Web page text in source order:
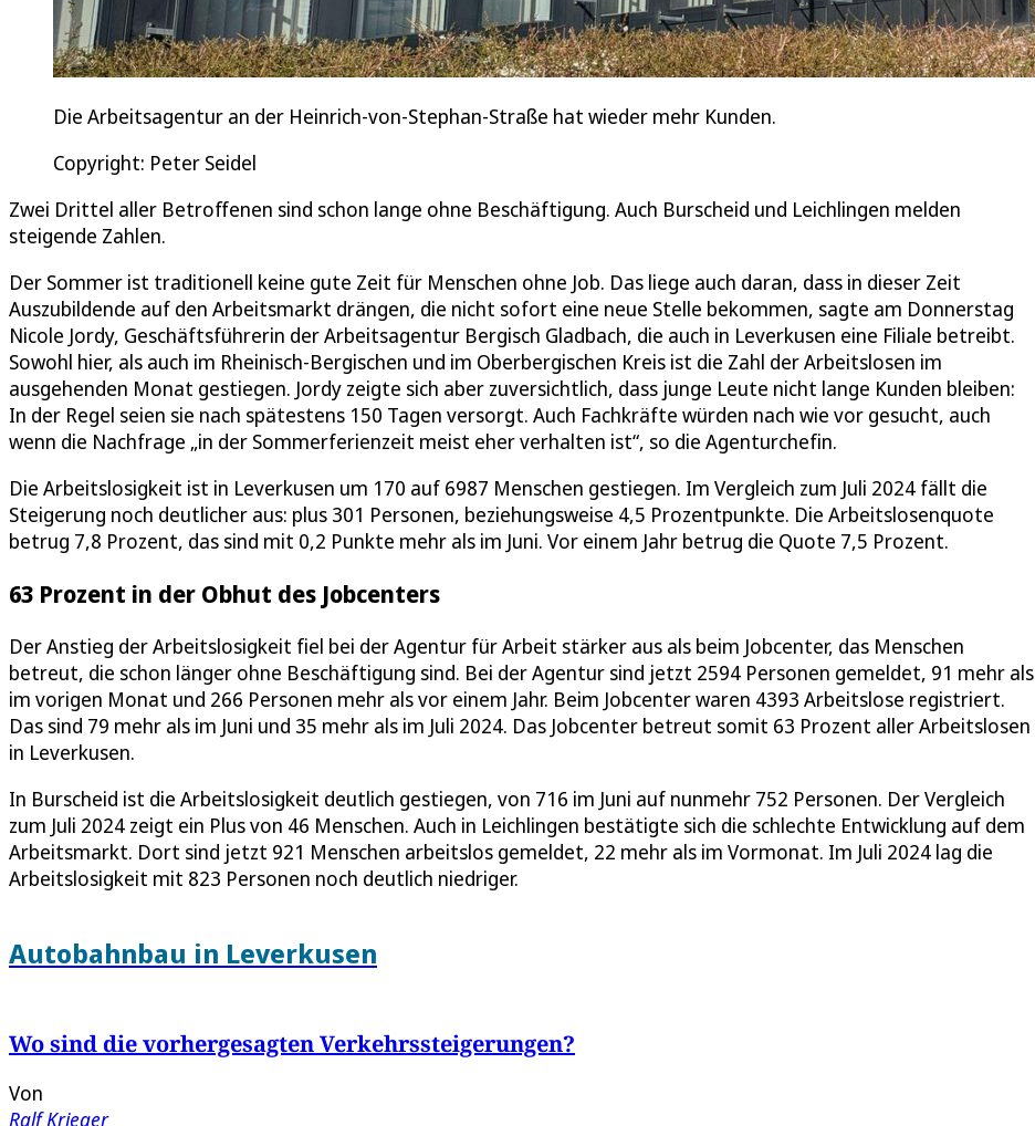
Die Arbeitsagentur an der Heinrich-von-Stephan-Straße hat wieder mehr Kunden.
Copyright: Peter Seidel
Zwei Drittel aller Betroffenen sind schon lange ohne Beschäftigung. Auch Burscheid und Leichlingen melden
steigende Zahlen.
Der Sommer ist traditionell keine gute Zeit für Menschen ohne Job. Das liege auch daran, dass in dieser Zeit
Auszubildende auf den Arbeitsmarkt drängen, die nicht sofort eine neue Stelle bekommen, sagte am Donnerstag
Nicole Jordy, Geschäftsführerin der Arbeitsagentur Bergisch Gladbach, die auch in Leverkusen eine Filiale betreibt.
Sowohl hier, als auch im Rheinisch-Bergischen und im Oberbergischen Kreis ist die Zahl der Arbeitslosen im
ausgehenden Monat gestiegen. Jordy zeigte sich aber zuversichtlich, dass junge Leute nicht lange Kunden bleiben:
In der Regel seien sie nach spätestens 150 Tagen versorgt. Auch Fachkräfte würden nach wie vor gesucht, auch
wenn die Nachfrage „in der Sommerferienzeit meist eher verhalten ist“, so die Agenturchefin.
Die Arbeitslosigkeit ist in Leverkusen um 170 auf 6987 Menschen gestiegen. Im Vergleich zum Juli 2024 fällt die
Steigerung noch deutlicher aus: plus 301 Personen, beziehungsweise 4,5 Prozentpunkte. Die Arbeitslosenquote
betrug 7,8 Prozent, das sind mit 0,2 Punkte mehr als im Juni. Vor einem Jahr betrug die Quote 7,5 Prozent.
63 Prozent in der Obhut des Jobcenters
Der Anstieg der Arbeitslosigkeit fiel bei der Agentur für Arbeit stärker aus als beim Jobcenter, das Menschen
betreut, die schon länger ohne Beschäftigung sind. Bei der Agentur sind jetzt 2594 Personen gemeldet, 91 mehr als
im vorigen Monat und 266 Personen mehr als vor einem Jahr. Beim Jobcenter waren 4393 Arbeitslose registriert.
Das sind 79 mehr als im Juni und 35 mehr als im Juli 2024. Das Jobcenter betreut somit 63 Prozent aller Arbeitslosen
in Leverkusen.
In Burscheid ist die Arbeitslosigkeit deutlich gestiegen, von 716 im Juni auf nunmehr 752 Personen. Der Vergleich
zum Juli 2024 zeigt ein Plus von 46 Menschen. Auch in Leichlingen bestätigte sich die schlechte Entwicklung auf dem
Arbeitsmarkt. Dort sind jetzt 921 Menschen arbeitslos gemeldet, 22 mehr als im Vormonat. Im Juli 2024 lag die
Arbeitslosigkeit mit 823 Personen noch deutlich niedriger.
Autobahnbau in Leverkusen
Wo sind die vorhergesagten Verkehrssteigerungen?
Von
Ralf Krieger